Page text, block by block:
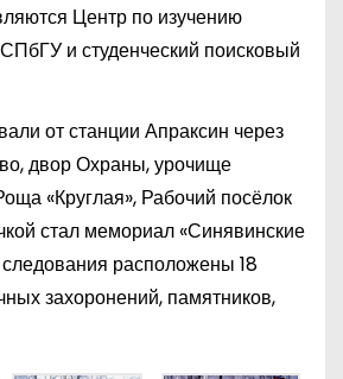
Центр по изучению
и студенческий поисковый
от станции Апраксин через
двор Охраны, урочище
«Круглая», Рабочий посёлок
стал мемориал «Синявинские
расположены 18
захоронений, памятников,